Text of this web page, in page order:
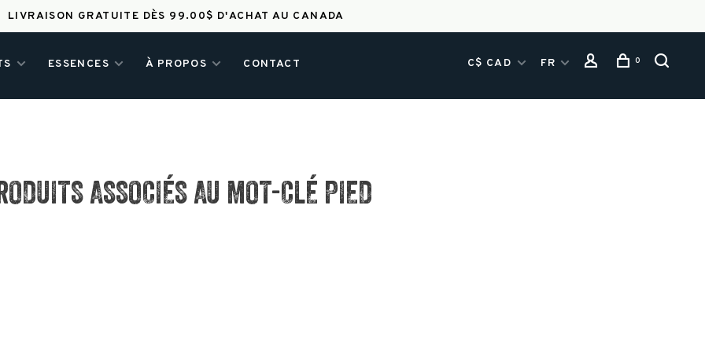
LIVRAISON GRATUITE DÈS 99.00$ D'ACHAT AU CANADA
ESSENCES À PROPOS CONTACT C$ CAD FR 0
ASSOCIÉS AU MOT-CLÉ PIED